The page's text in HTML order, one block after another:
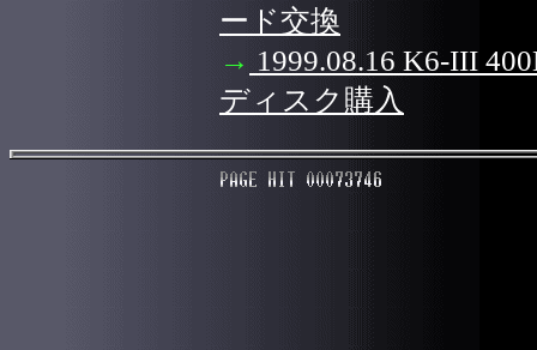
ード交換
→ 1999.08.16 K6-III
ディスク購入